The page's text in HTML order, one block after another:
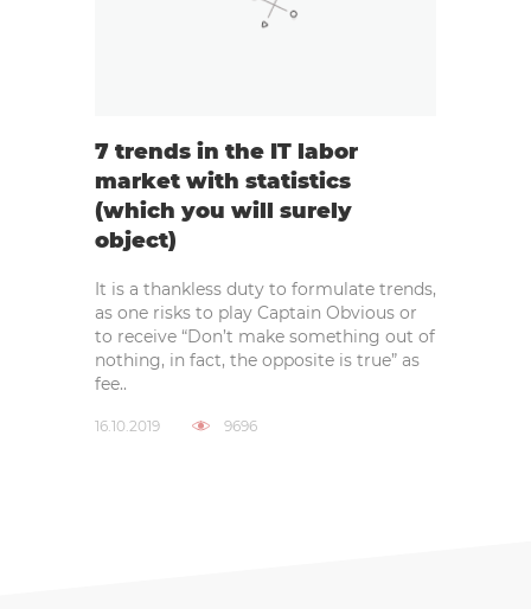
7 trends in the IT labor
market with statistics
(which you will surely
object)
It is a thankless duty to formulate trends,
as one risks to play Captain Obvious or
to receive “Don’t make something out of
nothing, in fact, the opposite is true” as
fee..
16.10.2019 9696